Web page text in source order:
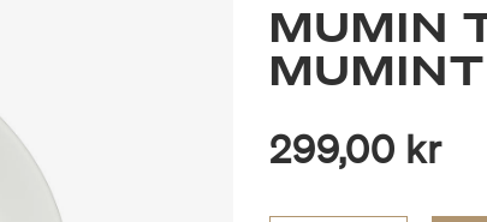
MUMIN
299,00 kr